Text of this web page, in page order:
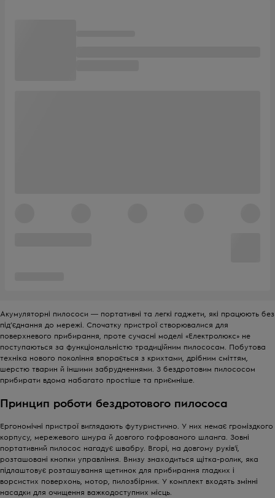
Акумуляторні пилососи ― портативні та легкі гаджети, які працюють без
під’єднання до мережі. Спочатку пристрої створювалися для
поверхневого прибирання, проте сучасні моделі «Електролюкс» не
поступаються за функціональністю традиційним пилососам. Побутова
техніка нового покоління впорається з крихтами, дрібним сміттям,
шерстю тварин й іншими забрудненнями. З бездротовим пилососом
прибирати вдома набагато простіше та приємніше.
Принцип роботи бездротового пилососа
Ергономічні пристрої виглядають футуристично. У них немає громіздкого
корпусу, мережевого шнура й довгого гофрованого шланга. Зовні
портативний пилосос нагадує швабру. Вгорі, на довгому руків'ї,
розташовані кнопки управління. Внизу знаходиться щітка-ролик, яка
підлаштовує розташування щетинок для прибирання гладких і
ворсистих поверхонь, мотор, пилозбірник. У комплект входять змінні
насадки для очищення важкодоступних місць.